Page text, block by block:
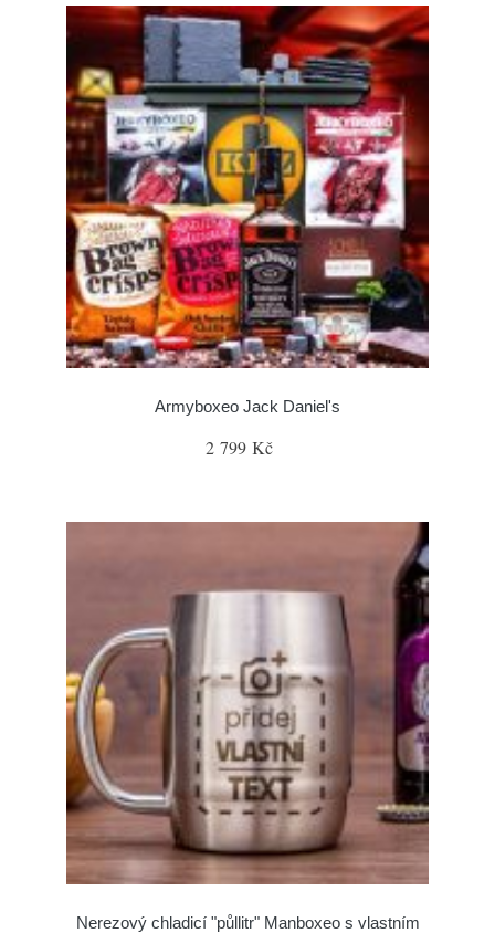
Armyboxeo Jack Daniel's
2 799 Kč
Nerezový chladicí "půllitr" Manboxeo s vlastním